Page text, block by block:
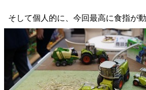
そして個人的に、今回最高に食指が